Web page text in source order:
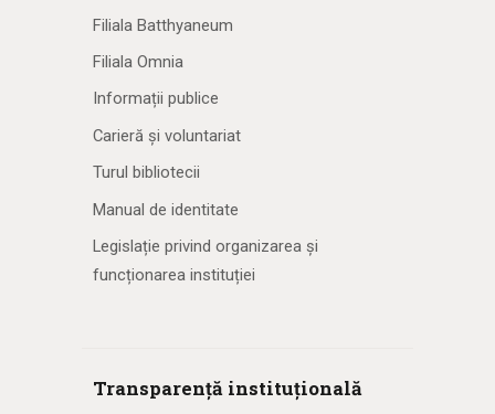
Filiala Batthyaneum
Filiala Omnia
Informații publice
Carieră și voluntariat
Turul bibliotecii
Manual de identitate
Legislație privind organizarea și
funcționarea instituției
Transparență instituțională